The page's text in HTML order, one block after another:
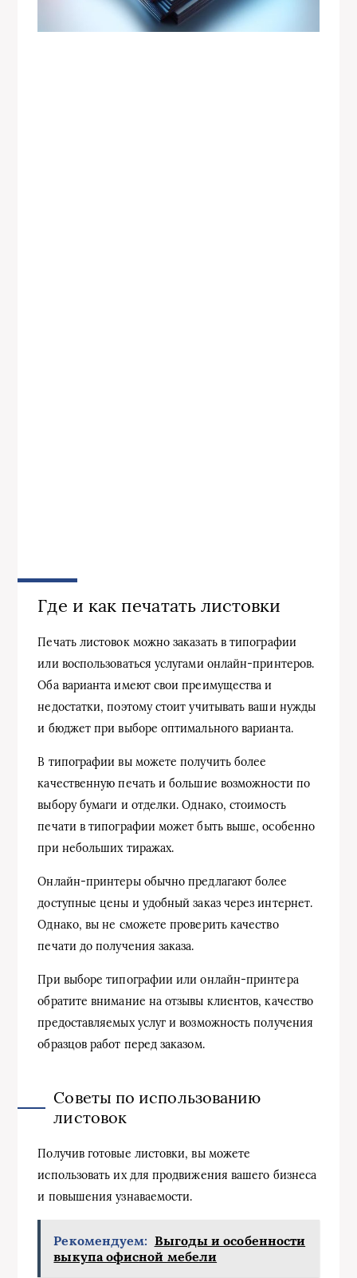
Где и как печатать листовки
Печать листовок можно заказать в типографии
или воспользоваться услугами онлайн-принтеров.
Оба варианта имеют свои преимущества и
недостатки, поэтому стоит учитывать ваши нужды
и бюджет при выборе оптимального варианта.
В типографии вы можете получить более
качественную печать и большие возможности по
выбору бумаги и отделки. Однако, стоимость
печати в типографии может быть выше, особенно
при небольших тиражах.
Онлайн-принтеры обычно предлагают более
доступные цены и удобный заказ через интернет.
Однако, вы не сможете проверить качество
печати до получения заказа.
При выборе типографии или онлайн-принтера
обратите внимание на отзывы клиентов, качество
предоставляемых услуг и возможность получения
образцов работ перед заказом.
Советы по использованию
листовок
Получив готовые листовки, вы можете
использовать их для продвижения вашего бизнеса
и повышения узнаваемости.
Рекомендуем: Выгоды и особенности
выкупа офисной мебели